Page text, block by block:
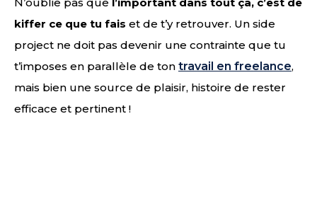
kiffer ce que tu fais et de t’y retrouver. Un side
project ne doit pas devenir une contrainte que tu
t’imposes en parallèle de ton travail en freelance,
mais bien une source de plaisir, histoire de rester
efficace et pertinent !